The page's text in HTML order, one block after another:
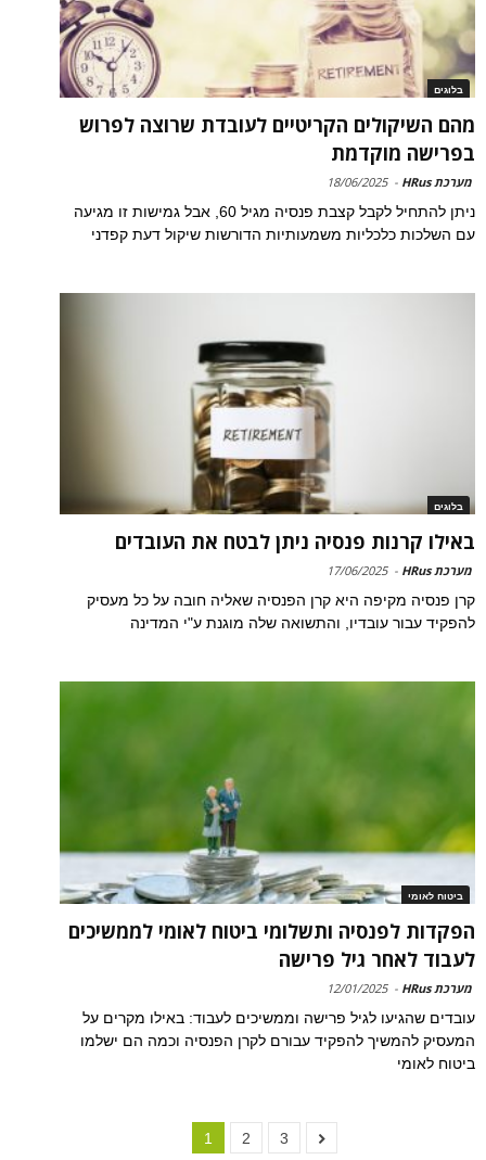
בלוגים
מהם השיקולים הקריטיים לעובדת שרוצה לפרוש
בפרישה מוקדמת
מערכת HRus -
18/06/2025
ניתן להתחיל לקבל קצבת פנסיה מגיל 60, אבל גמישות זו מגיעה
עם השלכות כלכליות משמעותיות הדורשות שיקול דעת קפדני
בלוגים
באילו קרנות פנסיה ניתן לבטח את העובדים
מערכת HRus -
17/06/2025
קרן פנסיה מקיפה היא קרן הפנסיה שאליה חובה על כל מעסיק
להפקיד עבור עובדיו, והתשואה שלה מוגנת ע"י המדינה
ביטוח לאומי
הפקדות לפנסיה ותשלומי ביטוח לאומי לממשיכים
לעבוד לאחר גיל פרישה
מערכת HRus -
12/01/2025
עובדים שהגיעו לגיל פרישה וממשיכים לעבוד: באילו מקרים על
המעסיק להמשיך להפקיד עבורם לקרן הפנסיה וכמה הם ישלמו
ביטוח לאומי
1 2 3